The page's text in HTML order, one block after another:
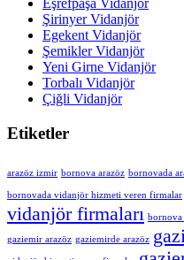
Şirinyer Vidanjör
Egekent Vidanjör
Şemikler Vidanjör
Yeni Girne Vidanjör
Torbalı Vidanjör
Çiğli Vidanjör
Etiketler
arazöz izmir bornova arazöz bornovada
bornovada vidanjör hizmeti veren firmalar
vidanjör firmaları bornova
gaziemir arazöz gaziemirde arazöz